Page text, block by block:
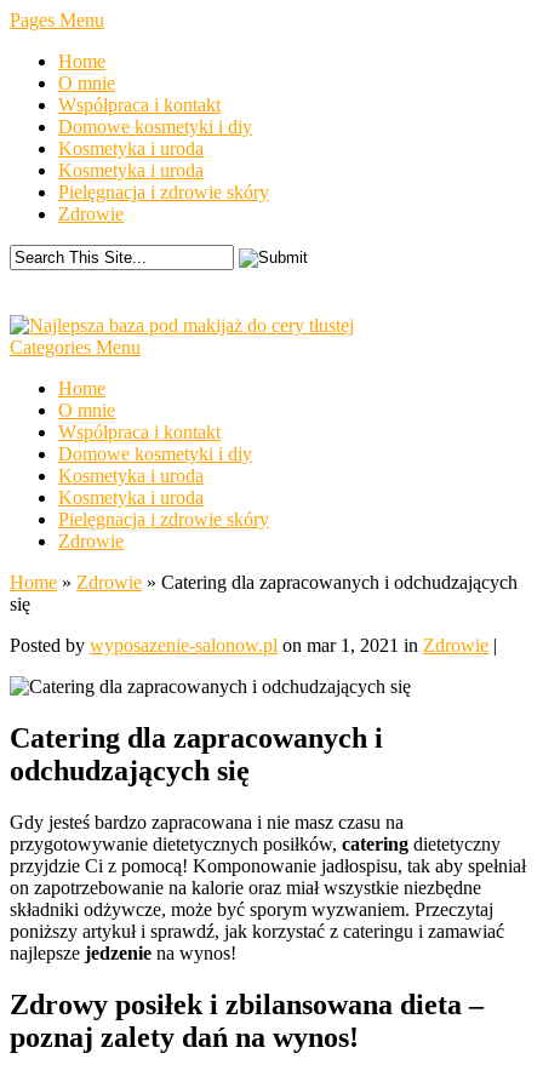
Pages Menu
Home
O mnie
Współpraca i kontakt
Domowe kosmetyki i diy
Kosmetyka i uroda
Kosmetyka i uroda
Pielęgnacja i zdrowie skóry
Zdrowie
Categories Menu
Home
O mnie
Współpraca i kontakt
Domowe kosmetyki i diy
Kosmetyka i uroda
Kosmetyka i uroda
Pielęgnacja i zdrowie skóry
Zdrowie
Home » Zdrowie » Catering dla zapracowanych i odchudzających
się
Posted by wyposazenie-salonow.pl on mar 1, 2021 in Zdrowie |
Catering dla zapracowanych i
odchudzających się
Gdy jesteś bardzo zapracowana i nie masz czasu na
przygotowywanie dietetycznych posiłków, catering dietetyczny
przyjdzie Ci z pomocą! Komponowanie jadłospisu, tak aby spełniał
on zapotrzebowanie na kalorie oraz miał wszystkie niezbędne
składniki odżywcze, może być sporym wyzwaniem. Przeczytaj
poniższy artykuł i sprawdź, jak korzystać z cateringu i zamawiać
najlepsze jedzenie na wynos!
Zdrowy posiłek i zbilansowana dieta –
poznaj zalety dań na wynos!